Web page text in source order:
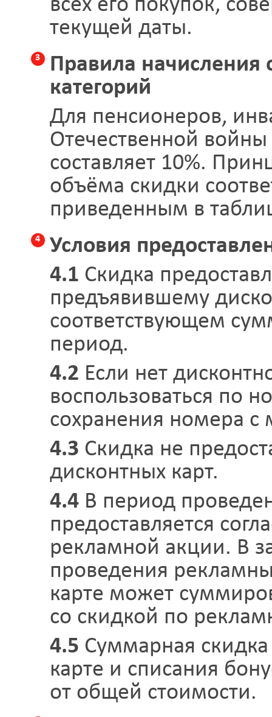
всех его покупок,
текущей даты.
3
Правила начисления
категорий
Для пенсионеров,
Отечественной
составляет 10%.
объёма скидки
приведенным в
4
Условия
4.1 Скидка
предъявившему
соответствующем
период.
4.2 Если нет
воспользоваться по
сохранения номера с
4.3 Скидка не
дисконтных карт.
4.4В период
предоставляется
рекламной акции. В
проведения
карте может
со скидкой по
4.5 Суммарная
карте и списания
от общей стоимости.